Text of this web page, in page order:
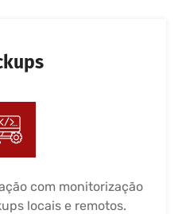
com monitorização
locais e remotos.